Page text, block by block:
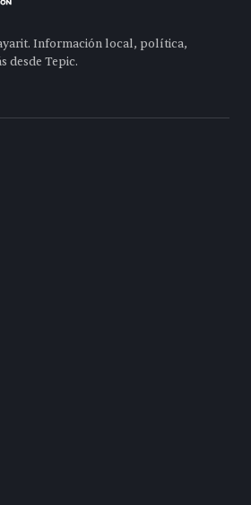
Información local, política,
desde Tepic.